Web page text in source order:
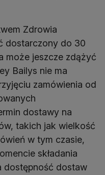
Zdrowia
dostarczony do 30
może jeszcze zdążyć
Bailys nie ma
zamówienia od
dostawy na
takich jak wielkość
w tym czasie,
składania
dostępność dostaw